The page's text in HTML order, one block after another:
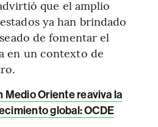
que el amplio
ya han brindado
de fomentar el
en un contexto de
Medio Oriente reaviva la
global: OCDE